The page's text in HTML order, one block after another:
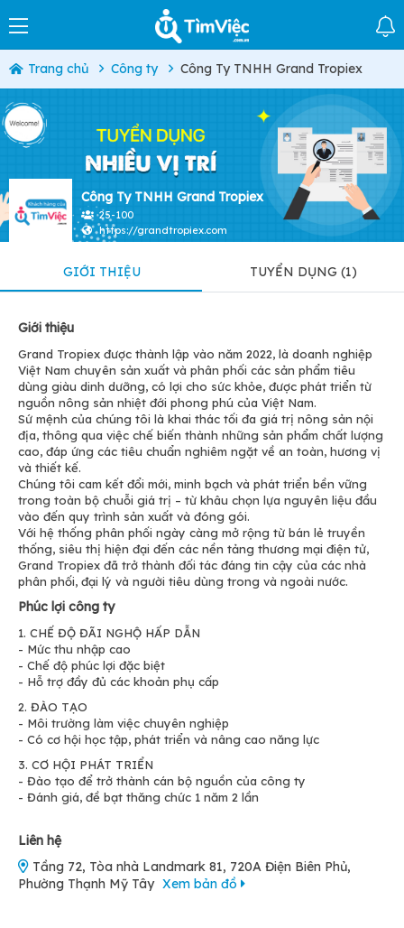
Trang chủ Công ty Công Ty TNHH Grand Tropiex
Công Ty TNHH Grand Tropiex
25-100
https://grandtropiex.com
GIỚI THIỆU TUYỂN DỤNG (1)
Giới thiệu
Grand Tropiex được thành lập vào năm 2022, là doanh nghiệp
Việt Nam chuyên sản xuất và phân phối các sản phẩm tiêu
dùng giàu dinh dưỡng, có lợi cho sức khỏe, được phát triển từ
nguồn nông sản nhiệt đới phong phú của Việt Nam.
Sứ mệnh của chúng tôi là khai thác tối đa giá trị nông sản nội
địa, thông qua việc chế biến thành những sản phẩm chất lượng
cao, đáp ứng các tiêu chuẩn nghiêm ngặt về an toàn, hương vị
và thiết kế.
Chúng tôi cam kết đổi mới, minh bạch và phát triển bền vững
trong toàn bộ chuỗi giá trị – từ khâu chọn lựa nguyên liệu đầu
vào đến quy trình sản xuất và đóng gói.
Với hệ thống phân phối ngày càng mở rộng từ bán lẻ truyền
thống, siêu thị hiện đại đến các nền tảng thương mại điện tử,
Grand Tropiex đã trở thành đối tác đáng tin cậy của các nhà
phân phối, đại lý và người tiêu dùng trong và ngoài nước.
Phúc lợi công ty
1. CHẾ ĐỘ ĐÃI NGHỘ HẤP DẪN
- Mức thu nhập cao
- Chế độ phúc lợi đặc biệt
- Hỗ trợ đầy đủ các khoản phụ cấp
2. ĐÀO TẠO
- Môi trường làm việc chuyên nghiệp
- Có cơ hội học tập, phát triển và nâng cao năng lực
3. CƠ HỘI PHÁT TRIỂN
- Đào tạo để trở thành cán bộ nguồn của công ty
- Đánh giá, đề bạt thăng chức 1 năm 2 lần
Liên hệ
Tầng 72, Tòa nhà Landmark 81, 720A Điện Biên Phủ,
Phường Thạnh Mỹ Tây Xem bản đồ